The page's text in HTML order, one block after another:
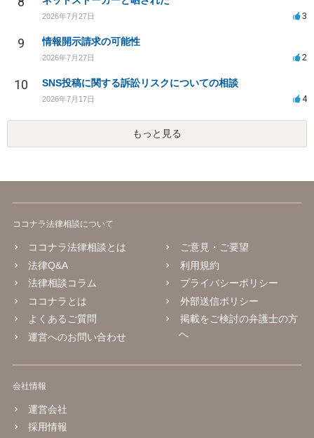
2026年7月27日 3
9 情報開示請求の可能性
2026年7月27日 2
10 SNS投稿に関する訴訟リスクについての相談
2026年7月17日 4
もっと見る
ココナラ法律相談について
ココナラ法律相談とは
法律Q&A
法律相談コラム
ココナラとは
よくあるご質問
運営へのお問い合わせ
ご意見・ご要望
利用規約
プライバシーポリシー
外部送信ポリシー
掲載をご検討の弁護士の方
へ
会社情報
運営会社
採用情報